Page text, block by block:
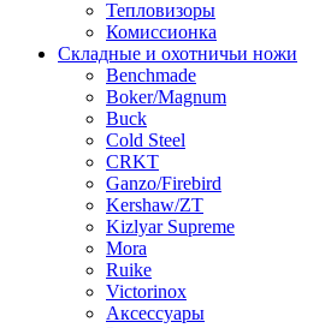
Тепловизоры
Комиссионка
Складные и охотничьи ножи
Benchmade
Boker/Magnum
Buck
Cold Steel
CRKT
Ganzo/Firebird
Kershaw/ZT
Kizlyar Supreme
Mora
Ruike
Victorinox
Аксессуары